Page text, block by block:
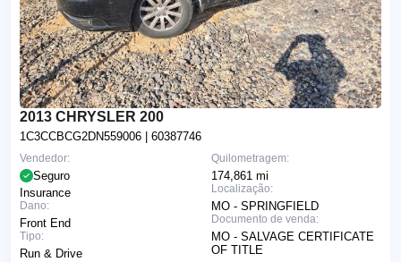
2013 CHRYSLER 200
1C3CCBCG2DN559006 | 60387746
Quilometragem:
174,861 mi
Localização:
MO - SPRINGFIELD
Documento de venda:
MO - SALVAGE CERTIFICATE
OF TITLE
Vendedor:
Seguro
Insurance
Dano:
Front End
Tipo:
Run & Drive